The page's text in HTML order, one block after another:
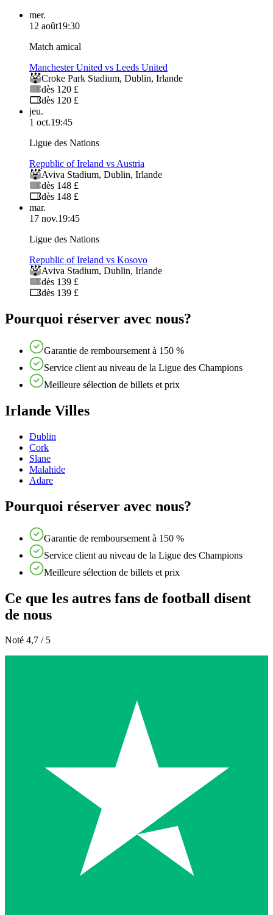
mer.
12 août19:30
Match amical
Manchester United vs Leeds United
Croke Park Stadium, Dublin, Irlande
dès 120 £
dès 120 £
jeu.
1 oct.19:45
Ligue des Nations
Republic of Ireland vs Austria
Aviva Stadium, Dublin, Irlande
dès 148 £
dès 148 £
mar.
17 nov.19:45
Ligue des Nations
Republic of Ireland vs Kosovo
Aviva Stadium, Dublin, Irlande
dès 139 £
dès 139 £
Pourquoi réserver avec nous?
Garantie de remboursement à 150 %
Service client au niveau de la Ligue des Champions
Meilleure sélection de billets et prix
Irlande Villes
Dublin
Cork
Slane
Malahide
Adare
Pourquoi réserver avec nous?
Garantie de remboursement à 150 %
Service client au niveau de la Ligue des Champions
Meilleure sélection de billets et prix
Ce que les autres fans de football disent
de nous
Noté 4,7 / 5